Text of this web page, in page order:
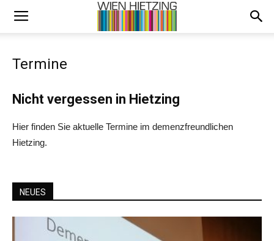
Termine
Nicht vergessen in Hietzing
Hier finden Sie aktuelle Termine im demenzfreundlichen
Hietzing.
NEUES